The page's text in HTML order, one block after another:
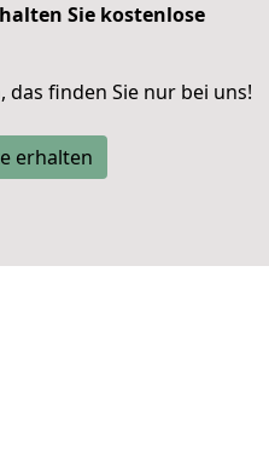
Sie kostenlose
, das finden Sie nur bei uns!
erhalten